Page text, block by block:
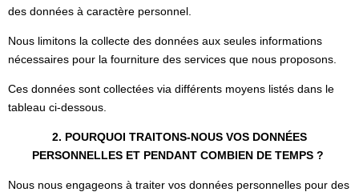
des données à caractère personnel.
Nous limitons la collecte des données aux seules informations
nécessaires pour la fourniture des services que nous proposons.
Ces données sont collectées via différents moyens listés dans le
tableau ci-dessous.
2. POURQUOI TRAITONS-NOUS VOS DONNÉES
PERSONNELLES ET PENDANT COMBIEN DE TEMPS ?
Nous nous engageons à traiter vos données personnelles pour des